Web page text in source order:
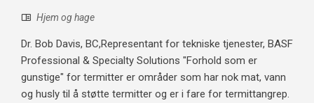
Hjem og hage
Dr. Bob Davis, BC,Representant for tekniske tjenester, BASF
Professional & Specialty Solutions "Forhold som er
gunstige" for termitter er områder som har nok mat, vann
og husly til å støtte termitter og er i fare for termittangrep.